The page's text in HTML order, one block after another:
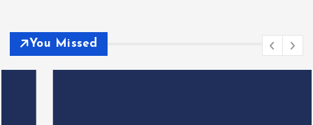
You Missed